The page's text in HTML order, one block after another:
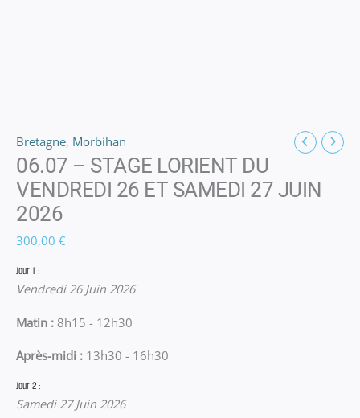
Bretagne, Morbihan
06.07 – STAGE LORIENT DU
VENDREDI 26 ET SAMEDI 27 JUIN
2026
300,00 €
Jour 1 :
Vendredi 26 Juin 2026
Matin : 8h15 - 12h30
Après-midi : 13h30 - 16h30
Jour 2 :
Samedi 27 Juin 2026